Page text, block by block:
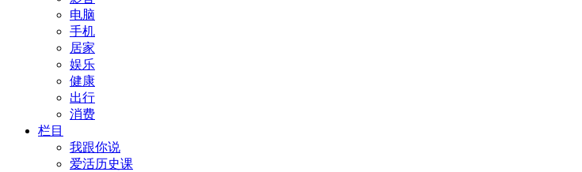
电脑
手机
居家
娱乐
健康
出行
消费
栏目
我跟你说
爱活历史课